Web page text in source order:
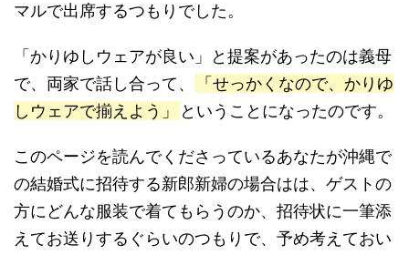
マルで出席するつもりでした。
「かりゆしウェアが良い」と提案があったのは義母
で、両家で話し合って、
「せっかくなので、かりゆ
しウェアで揃えよう」
ということになったのです。
このページを読んでくださっているあなたが沖縄で
の結婚式に招待する新郎新婦の場合はは、ゲストの
方にどんな服装で着てもらうのか、招待状に一筆添
えてお送りするぐらいのつもりで、予め考えておい